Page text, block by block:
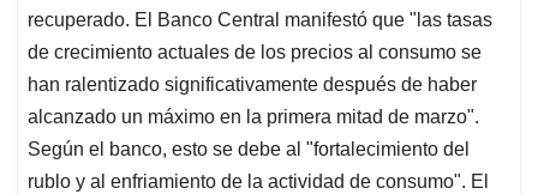
recuperado. El Banco Central manifestó que "las tasas
de crecimiento actuales de los precios al consumo se
han ralentizado significativamente después de haber
alcanzado un máximo en la primera mitad de marzo".
Según el banco, esto se debe al "fortalecimiento del
rublo y al enfriamiento de la actividad de consumo". El